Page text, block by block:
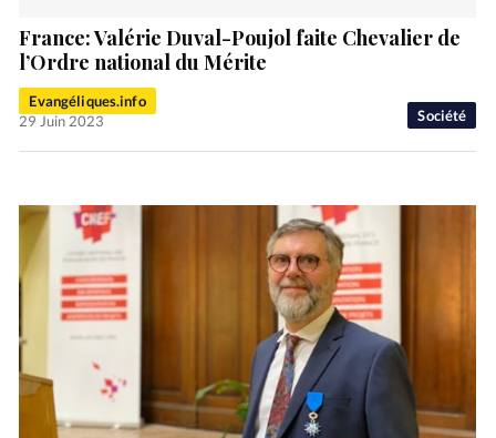
Société
France: Valérie Duval-Poujol faite Chevalier de
l’Ordre national du Mérite
Evangéliques.info
29 Juin 2023